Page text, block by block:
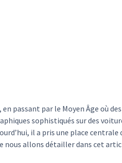
passant par le Moyen Âge où
sophistiqués sur des
il a pris une place centrale
nous allons détailler dans cet